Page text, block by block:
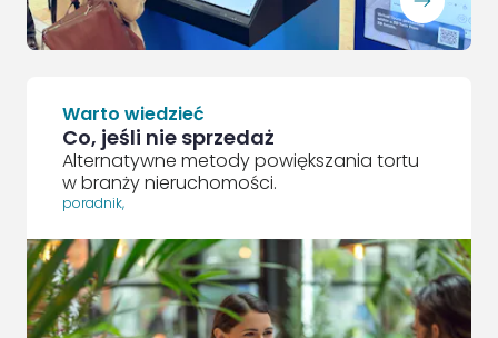
Warto wiedzieć
Co, jeśli nie sprzedaż
Alternatywne metody powiększania tortu
w branży nieruchomości.
poradnik,